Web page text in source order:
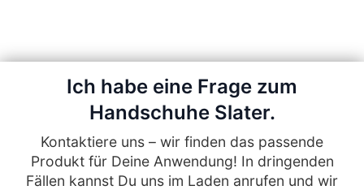
Ich habe eine Frage zum
Handschuhe Slater.
Kontaktiere uns – wir finden das passende
Produkt für Deine Anwendung! In dringenden
Fällen kannst Du uns im Laden anrufen und wir